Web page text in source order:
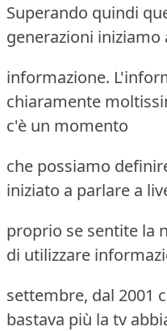
Superando quindi
generazioni
informazione.
chiaramente
c'è un momento
che possiamo
iniziato a parlare a
proprio se sentite la
di utilizzare
settembre, dal 2001
bastava più la tv